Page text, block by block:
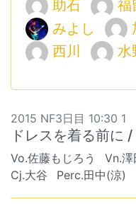
助石 福
みよし
西川
水
2015 NF3日目 10:30 1
ドレスを着る前
Vo.佐藤もじろう Vn.澤
Cj.大谷
Perc.田中(涼)